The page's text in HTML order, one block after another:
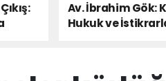
Av. İbrahim Gök:
Hukuk ve